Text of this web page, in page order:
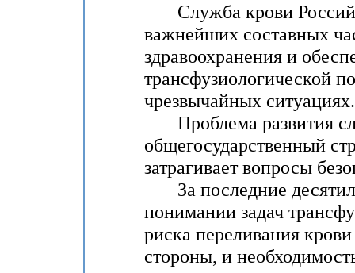
Служба крови
важнейших составных
здравоохранения и
трансфузиологической
чрезвычайных ситуациях.
Проблема развития
общегосударственный
затрагивает вопросы
За последние
понимании задач
риска переливания
стороны, и